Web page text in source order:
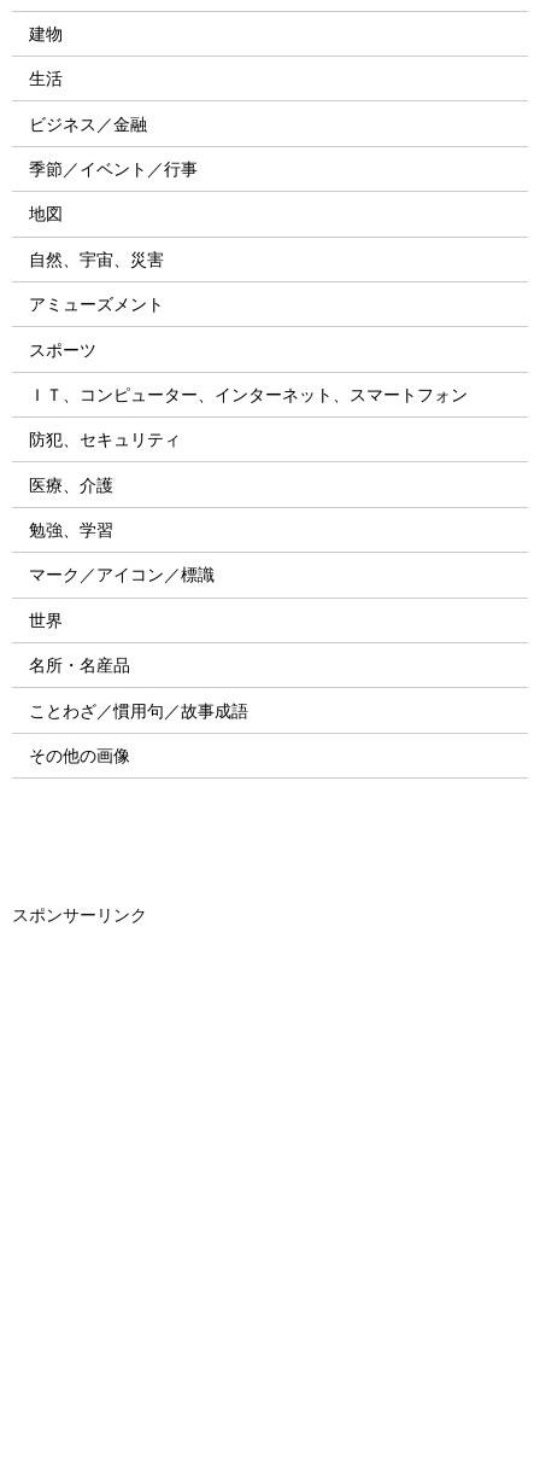
建物
生活
ビジネス／金融
季節／イベント／行事
地図
自然、宇宙、災害
アミューズメント
スポーツ
ＩＴ、コンピューター、インターネット、スマートフォン
防犯、セキュリティ
医療、介護
勉強、学習
マーク／アイコン／標識
世界
名所・名産品
ことわざ／慣用句／故事成語
その他の画像
スポンサーリンク